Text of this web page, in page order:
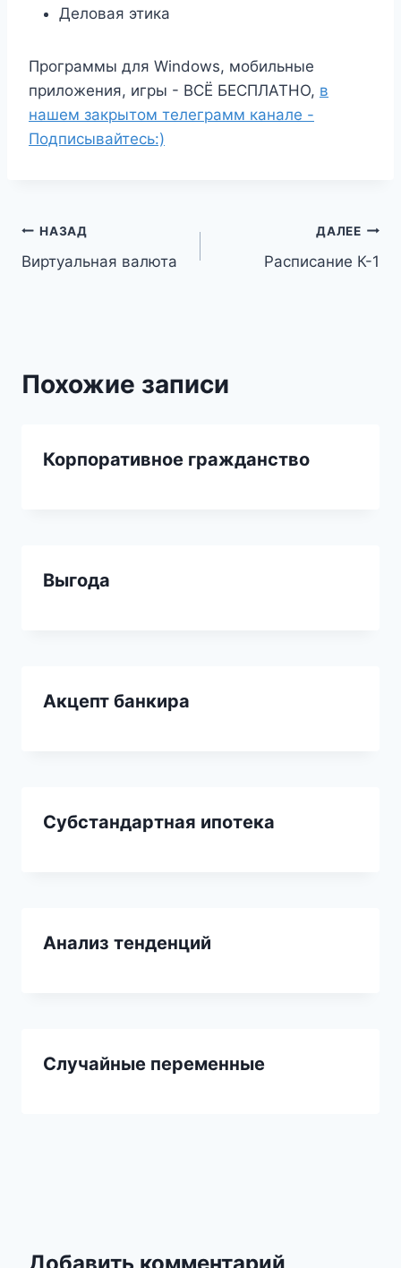
Деловая этика
Программы для Windows, мобильные
приложения, игры - ВСЁ БЕСПЛАТНО, в
нашем закрытом телеграмм канале -
Подписывайтесь:)
Навигация
по
НАЗАД
Виртуальная валюта
ДАЛЕЕ
Расписание К-1
Похожие записи
Корпоративное гражданство
Выгода
Акцепт банкира
Субстандартная ипотека
Анализ тенденций
Случайные переменные